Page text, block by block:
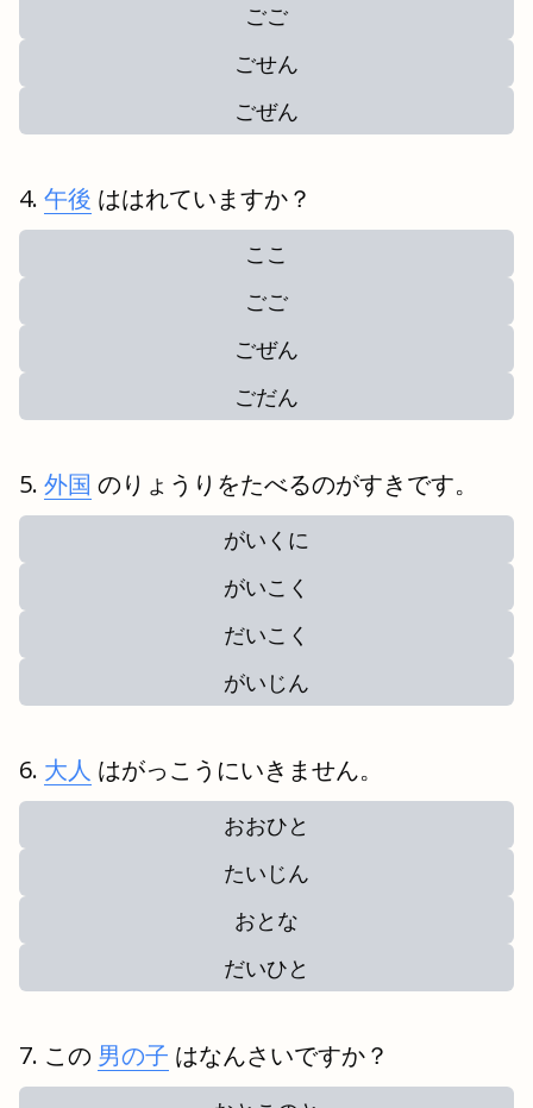
ごご
ごせん
ごぜん
午後 ははれていますか？
ここ
ごご
ごぜん
ごだん
外国 のりょうりをたべるのがすきです。
がいくに
がいこく
だいこく
がいじん
大人 はがっこうにいきません。
おおひと
たいじん
おとな
だいひと
この 男の子 はなんさいですか？